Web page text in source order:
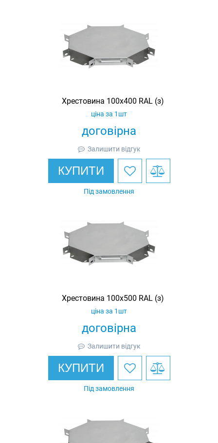
Хрестовина 100х400 RAL (з)
договірна
ціна за 1шт
Залишити відгук
КУПИТИ
Під замовлення
Хрестовина 100х500 RAL (з)
договірна
ціна за 1шт
Залишити відгук
КУПИТИ
Під замовлення